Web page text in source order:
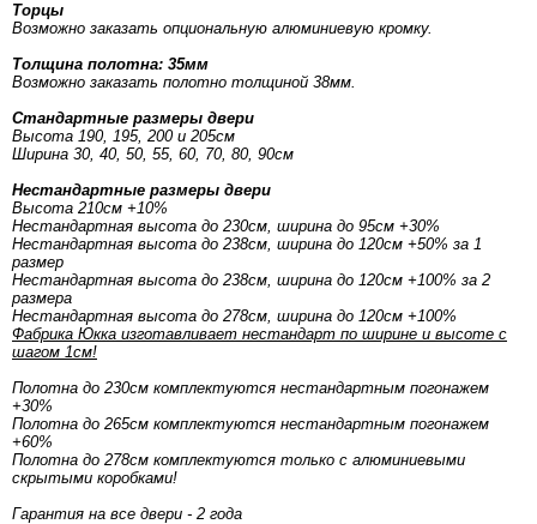
Торцы
Возможно заказать опциональную алюминиевую кромку.
Толщина полотна: 35мм
Возможно заказать полотно толщиной 38мм.
Стандартные размеры двери
Высота 190, 195, 200 и 205см
Ширина 30, 40, 50, 55, 60, 70, 80, 90см
Нестандартные размеры двери
Высота 210см +10%
Нестандартная высота до 230см, ширина до 95см +30%
Нестандартная высота до 238см, ширина до 120см +50% за 1
размер
Нестандартная высота до 238см, ширина до 120см +100% за 2
размера
Нестандартная высота до 278см, ширина до 120см +100%
Фабрика Юкка изготавливает нестандарт по ширине и высоте с
шагом 1см!
Полотна до 230см комплектуются нестандартным погонажем
+30%
Полотна до 265см комплектуются нестандартным погонажем
+60%
Полотна до 278см комплектуются только с алюминиевыми
скрытыми коробками!
Гарантия на все двери - 2 года